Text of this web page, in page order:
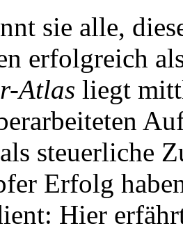
sie alle,
erfolgreich
Atlas liegt
steuerliche
Erfolg
Hier